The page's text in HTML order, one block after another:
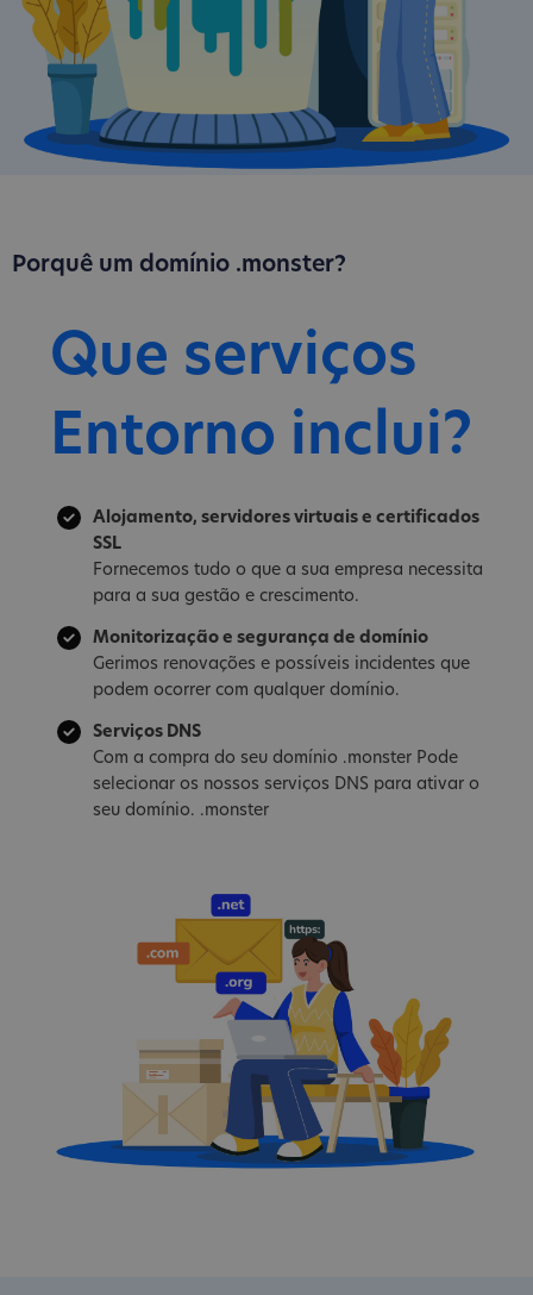
Porquê um domínio .monster?
Que serviços
Entorno inclui?
Alojamento, servidores virtuais e certificados
SSL
Fornecemos tudo o que a sua empresa necessita
para a sua gestão e crescimento.
Monitorização e segurança de domínio
Gerimos renovações e possíveis incidentes que
podem ocorrer com qualquer domínio.
Serviços DNS
Com a compra do seu domínio .monster Pode
selecionar os nossos serviços DNS para ativar o
seu domínio. .monster